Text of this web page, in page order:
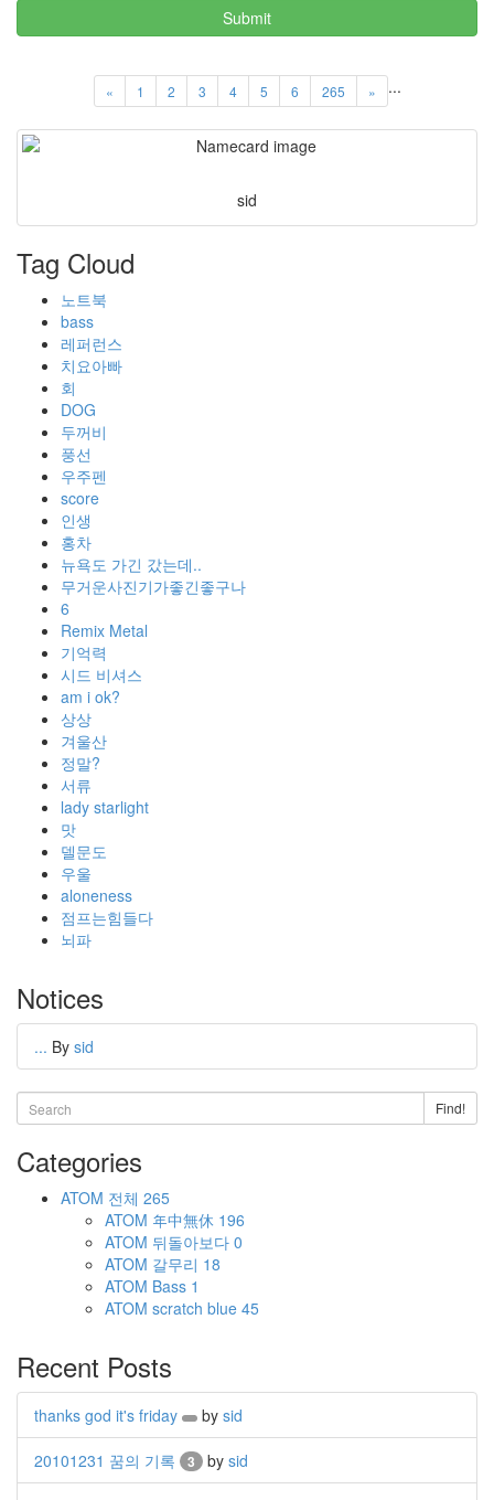
Submit
« 1 2 3 4 5 6 ...
265 »
sid
Tag Cloud
노트북
bass
레퍼런스
치요아빠
회
DOG
두꺼비
풍선
우주펜
score
인생
홍차
뉴욕도 가긴 갔는데..
무거운사진기가좋긴좋구나
6
Remix Metal
기억력
시드 비셔스
am i ok?
상상
겨울산
정말?
서류
lady starlight
맛
델문도
우울
aloneness
점프는힘들다
뇌파
Notices
... By sid
Find!
Categories
ATOM 전체 265
ATOM 年中無休 196
ATOM 뒤돌아보다 0
ATOM 갈무리 18
ATOM Bass 1
ATOM scratch blue 45
Recent Posts
thanks god it's friday by sid
20101231 꿈의 기록 3 by sid